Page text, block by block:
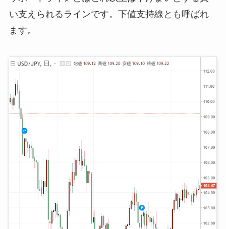
い支えられるラインです。下値支持線とも呼ばれ
ます。